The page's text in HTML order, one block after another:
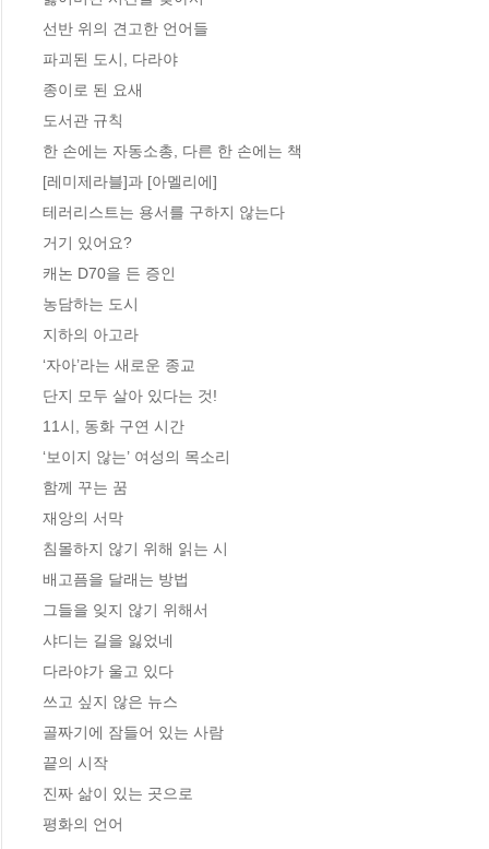
선반 위의 견고한 언어들
파괴된 도시, 다라야
종이로 된 요새
도서관 규칙
한 손에는 자동소총, 다른 한 손에는 책
[레미제라블]과 [아멜리에]
테러리스트는 용서를 구하지 않는다
거기 있어요?
캐논 D70을 든 증인
농담하는 도시
지하의 아고라
‘자아’라는 새로운 종교
단지 모두 살아 있다는 것!
11시, 동화 구연 시간
‘보이지 않는’ 여성의 목소리
함께 꾸는 꿈
재앙의 서막
침몰하지 않기 위해 읽는 시
배고픔을 달래는 방법
그들을 잊지 않기 위해서
샤디는 길을 잃었네
다라야가 울고 있다
쓰고 싶지 않은 뉴스
골짜기에 잠들어 있는 사람
끝의 시작
진짜 삶이 있는 곳으로
평화의 언어